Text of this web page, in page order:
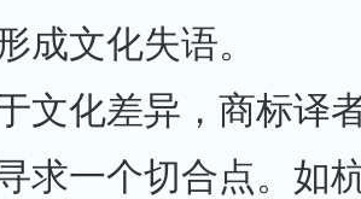
成文化失语。
化差异，商标译
求一个切合点。如